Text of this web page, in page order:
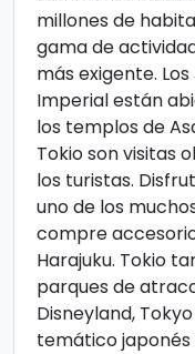
millones de
gama de
más exigente.
Imperial están
los templos de
Tokio son visitas
los turistas.
uno de los
compre
Harajuku. Tokio
parques de
Disneyland,
temático japonés